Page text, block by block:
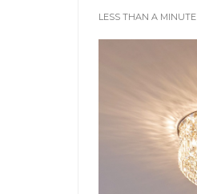
LESS THAN A MINUTE